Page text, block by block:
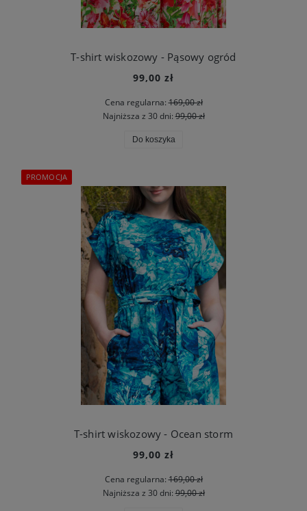
T-shirt wiskozowy - Pąsowy ogród
99,00 zł
Cena regularna:169,00 zł
Najniższa z 30 dni:99,00 zł
Do koszyka
T-shirt wiskozowy - Ocean storm
99,00 zł
Cena regularna:169,00 zł
Najniższa z 30 dni:99,00 zł
PROMOCJA